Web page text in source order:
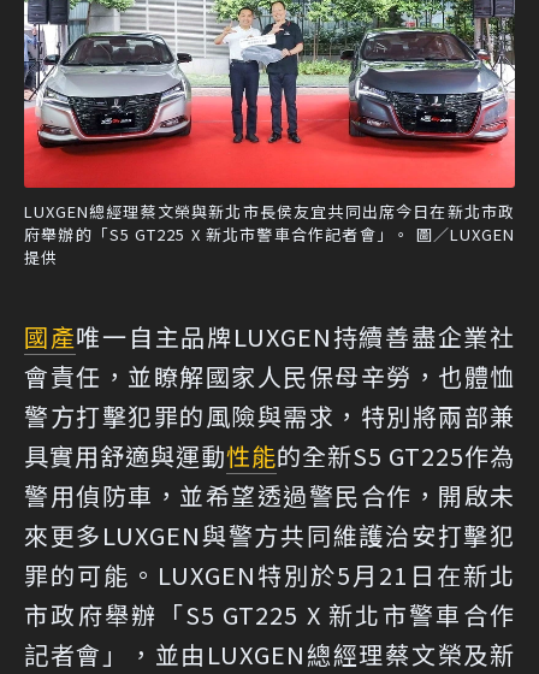
LUXGEN總經理蔡文榮與新北市長侯友宜共同出席今日在新北市政
府舉辦的「S5 GT225 X 新北市警車合作記者會」。 圖／LUXGEN
提供
國產唯一自主品牌LUXGEN持續善盡企業社
會責任，並瞭解國家人民保母辛勞，也體恤
警方打擊犯罪的風險與需求，特別將兩部兼
具實用舒適與運動性能的全新S5 GT225作為
警用偵防車，並希望透過警民合作，開啟未
來更多LUXGEN與警方共同維護治安打擊犯
罪的可能。LUXGEN特別於5月21日在新北
市政府舉辦「S5 GT225 X 新北市警車合作
記者會」，並由LUXGEN總經理蔡文榮及新